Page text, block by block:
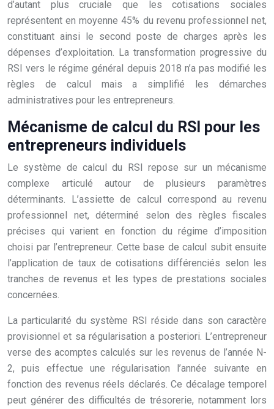
d’autant plus cruciale que les cotisations sociales
représentent en moyenne 45% du revenu professionnel net,
constituant ainsi le second poste de charges après les
dépenses d’exploitation. La transformation progressive du
RSI vers le régime général depuis 2018 n’a pas modifié les
règles de calcul mais a simplifié les démarches
administratives pour les entrepreneurs.
Mécanisme de calcul du RSI pour les
entrepreneurs individuels
Le système de calcul du RSI repose sur un mécanisme
complexe articulé autour de plusieurs paramètres
déterminants. L’assiette de calcul correspond au revenu
professionnel net, déterminé selon des règles fiscales
précises qui varient en fonction du régime d’imposition
choisi par l’entrepreneur. Cette base de calcul subit ensuite
l’application de taux de cotisations différenciés selon les
tranches de revenus et les types de prestations sociales
concernées.
La particularité du système RSI réside dans son caractère
provisionnel et sa régularisation a posteriori. L’entrepreneur
verse des acomptes calculés sur les revenus de l’année N-
2, puis effectue une régularisation l’année suivante en
fonction des revenus réels déclarés. Ce décalage temporel
peut générer des difficultés de trésorerie, notamment lors